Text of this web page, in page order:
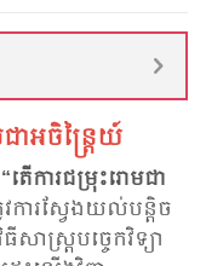
អចិន្ត្រៃយ៍
“តើការជម្រុះ​រោមជា
ការ​ស្វែង​យល់បន្តិច
ាស្ត្របច្ចេកវិទ្យា